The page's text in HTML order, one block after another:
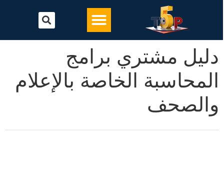
دليل مشتري برامج
المحاسبة الخاصة بالإعلام
والصحف